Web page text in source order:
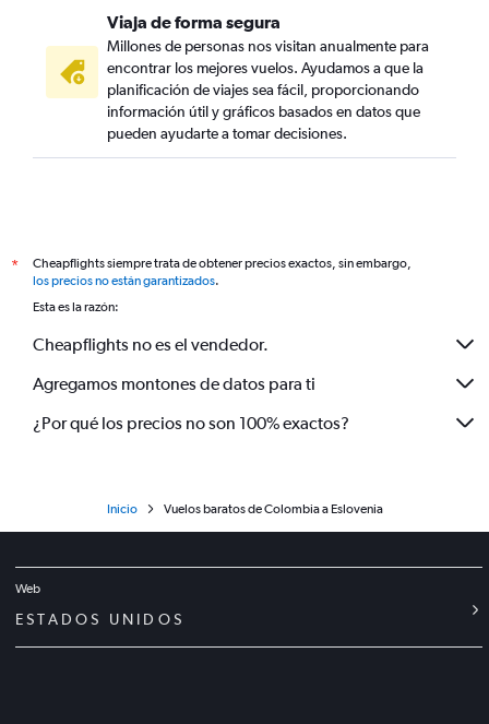
Viaja de forma segura
Millones de personas nos visitan anualmente para
encontrar los mejores vuelos. Ayudamos a que la
planificación de viajes sea fácil, proporcionando
información útil y gráficos basados en datos que
pueden ayudarte a tomar decisiones.
*
Cheapflights siempre trata de obtener precios exactos, sin embargo,
los precios no están garantizados.
Esta es la razón:
Cheapflights no es el vendedor.
Agregamos montones de datos para ti
¿Por qué los precios no son 100% exactos?
Inicio Vuelos baratos de Colombia a Eslovenia
Web
ESTADOS UNIDOS